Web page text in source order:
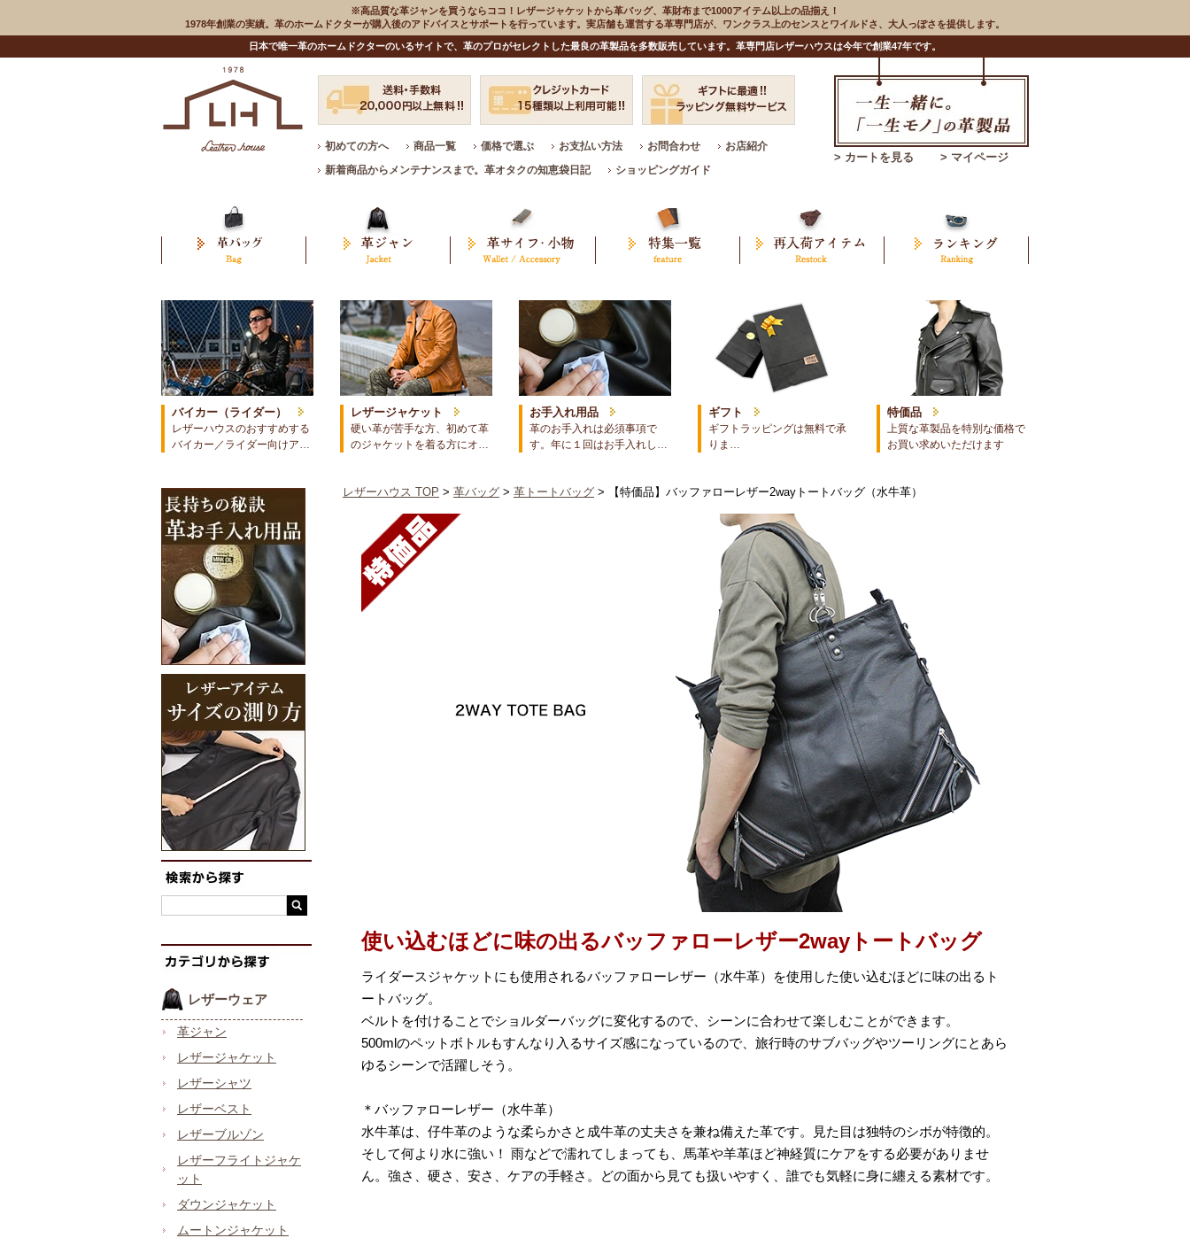
※高品質な革ジャンを買うならココ！レザージャケットから革バッグ、革財布まで1000アイテム以上の品揃え！
1978年創業の実績。革のホームドクターが購入後のアドバイスとサポートを行っています。実店舗も運営する革専門店が、ワンクラス上のセンスとワイルドさ、大人っぽさを提供します。
日本で唯一革のホームドクターのいるサイトで、革のプロがセレクトした最良の革製品を多数販売しています。革専門店レザーハウスは今年で創業47年です。
初めての方へ 商品一覧 価格で選ぶ お支払い方法 お問合わせ
お店紹介
新着商品からメンテナンスまで。革オタクの知恵袋日記
ショッピングガイド
> カートを見る > マイページ
バイカー（ライダー）
レザーハウスのおすすめする
バイカー／ライダー向けア…
レザージャケット
硬い革が苦手な方、初めて革
のジャケットを着る方にオ…
お手入れ用品
革のお手入れは必須事項で
す。年に１回はお手入れし…
ギフト
ギフトラッピングは無料で承
りま…
特価品
上質な革製品を特別な価格で
お買い求めいただけます
レザーウェア
革ジャン
レザージャケット
レザーシャツ
レザーベスト
レザーブルゾン
レザーフライトジャケ
ット
ダウンジャケット
ムートンジャケット
レザーハウス TOP > 革バッグ > 革トートバッグ > 【特価品】バッファローレザー2wayトートバッグ（水牛革）
使い込むほどに味の出るバッファローレザー2wayトートバッグ
ライダースジャケットにも使用されるバッファローレザー（水牛革）を使用した使い込むほどに味の出るト
ートバッグ。
ベルトを付けることでショルダーバッグに変化するので、シーンに合わせて楽しむことができます。
500mlのペットボトルもすんなり入るサイズ感になっているので、旅行時のサブバッグやツーリングにとあら
ゆるシーンで活躍しそう。
＊バッファローレザー（水牛革）
水牛革は、仔牛革のような柔らかさと成牛革の丈夫さを兼ね備えた革です。見た目は独特のシボが特徴的。
そして何より水に強い！ 雨などで濡れてしまっても、馬革や羊革ほど神経質にケアをする必要がありませ
ん。強さ、硬さ、安さ、ケアの手軽さ。どの面から見ても扱いやすく、誰でも気軽に身に纏える素材です。